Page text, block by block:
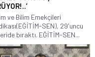
ve Bilim Emekçileri
SEN), 29'uncu
bıraktı. EĞİTİM-SEN...